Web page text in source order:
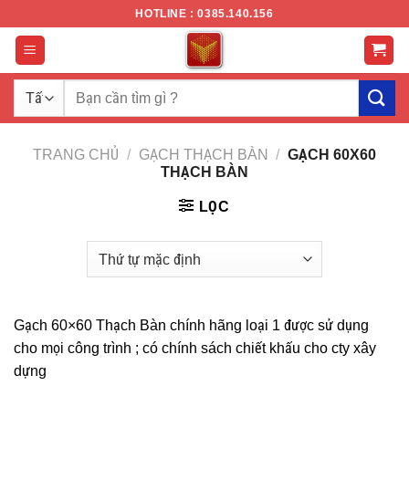
đến
dung
HOTLINE : 0385.140.156
Tìm
kiếm:
TRANG CHỦ / GẠCH THẠCH BÀN / GẠCH 60X60
THẠCH BÀN
LỌC
Gạch 60×60 Thạch Bàn chính hãng loại 1 được sử dụng
cho mọi công trình ; có chính sách chiết khấu cho cty xây
dựng